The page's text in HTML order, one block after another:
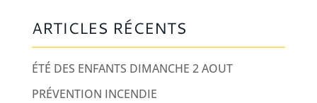
ARTICLES RÉCENTS
ÉTÉ DES ENFANTS DIMANCHE 2 AOUT
PRÉVENTION INCENDIE